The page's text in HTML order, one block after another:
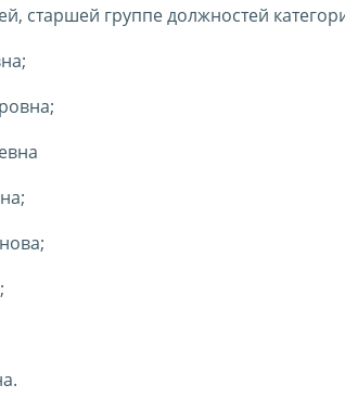
старшей группе должностей